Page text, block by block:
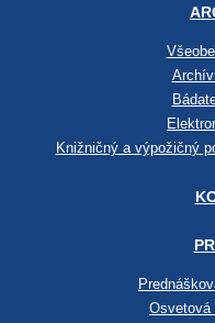
Knižničný a výpožičný
Osvetová